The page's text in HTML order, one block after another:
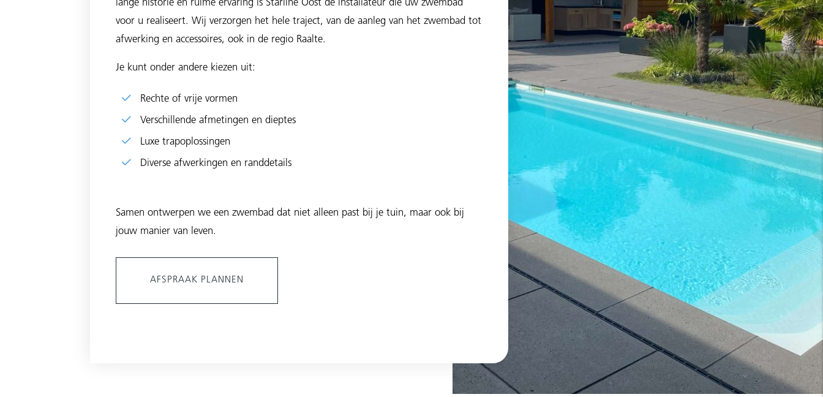
lange historie en ruime ervaring is Starline Oost de installateur die uw zwembad
voor u realiseert. Wij verzorgen het hele traject, van de aanleg van het zwembad tot
afwerking en accessoires, ook in de regio Raalte.
Je kunt onder andere kiezen uit:
Rechte of vrije vormen
Verschillende afmetingen en dieptes
Luxe trapoplossingen
Diverse afwerkingen en randdetails
Samen ontwerpen we een zwembad dat niet alleen past bij je tuin, maar ook bij
jouw manier van leven.
AFSPRAAK PLANNEN